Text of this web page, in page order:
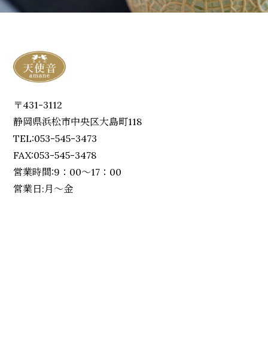
〒431-3112
静岡県浜松市中央区大島町118
TEL:053-545-3473
FAX:053-545-3478
営業時間:9：00～17：00
営業日:月～金